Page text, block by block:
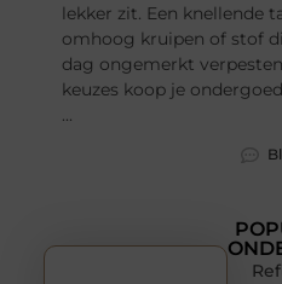
lekker zit. Een knellende
omhoog kruipen of stof
dag ongemerkt
keuzes koop je
...